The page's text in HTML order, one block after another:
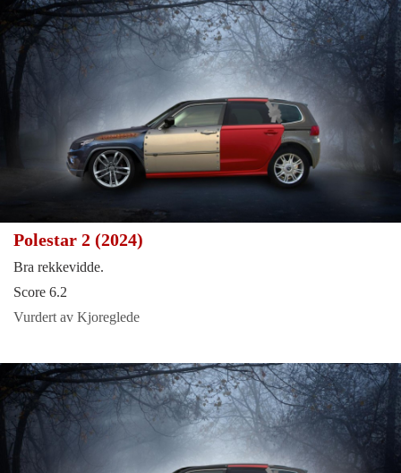
Polestar 2 (2024)
Bra rekkevidde.
Score 6.2
Vurdert av Kjoreglede